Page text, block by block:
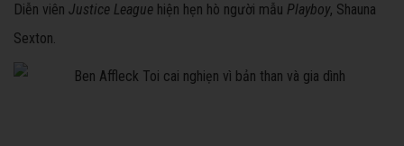
Diễn viên Justice League hiện hẹn hò người mẫu Playboy, Shauna
Sexton.